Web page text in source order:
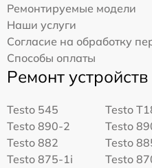
Ремонтируемые модели
Наши услуги
Согласие на обработку
Способы оплаты
Ремонт устройств
Testo 545
Testo
Testo 890-2
Testo
Testo 882
Testo
Testo 875-1i
Testo